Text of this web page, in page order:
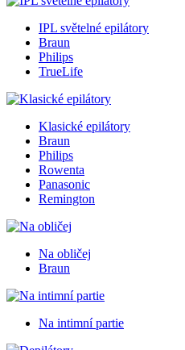
IPL světelné epilátory
Braun
Philips
TrueLife
Klasické epilátory
Braun
Philips
Rowenta
Panasonic
Remington
Na obličej
Braun
Na intimní partie